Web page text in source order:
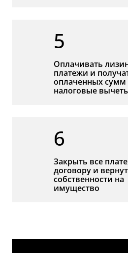
5
Оплачивать
платежи и
оплаченных сумм
налоговые
6
Закрыть все
договору и
собственности на
имущество